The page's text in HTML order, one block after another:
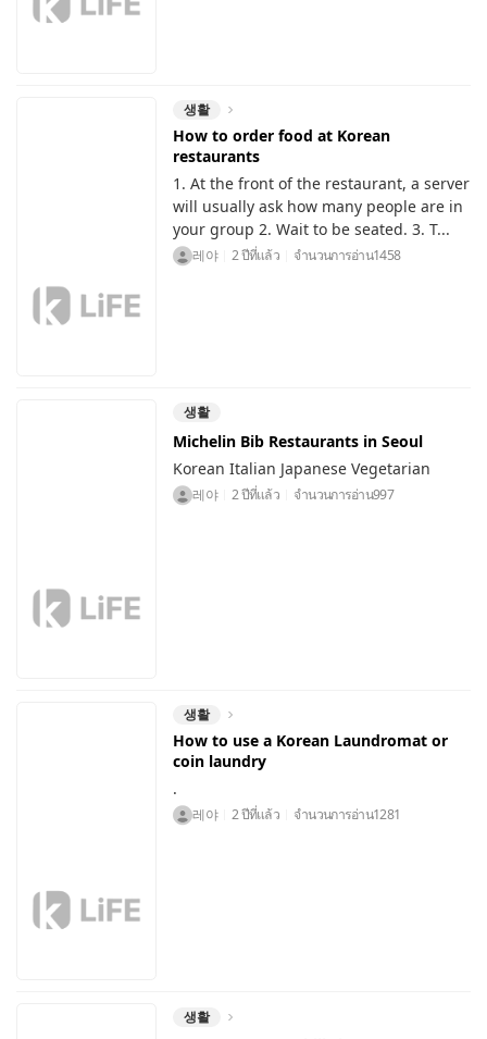
생활
How to order food at Korean
restaurants
1. At the front of the restaurant, a server
will usually ask how many people are in
your group 2. Wait to be seated. 3. T...
레야 2 ปีที่แล้ว จำนวนการอ่าน1458
생활
Michelin Bib Restaurants in Seoul
Korean Italian Japanese Vegetarian
레야 2 ปีที่แล้ว จำนวนการอ่าน997
생활
How to use a Korean Laundromat or
coin laundry
.
레야 2 ปีที่แล้ว จำนวนการอ่าน1281
생활